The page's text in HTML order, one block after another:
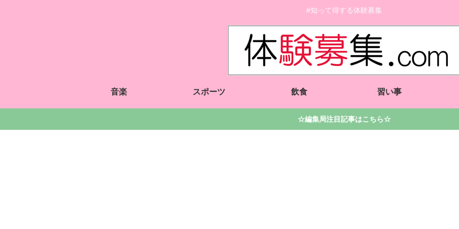
#知って得する体験募集
音楽 スポーツ 飲食 習い事
☆編集局注目記事はこちら☆